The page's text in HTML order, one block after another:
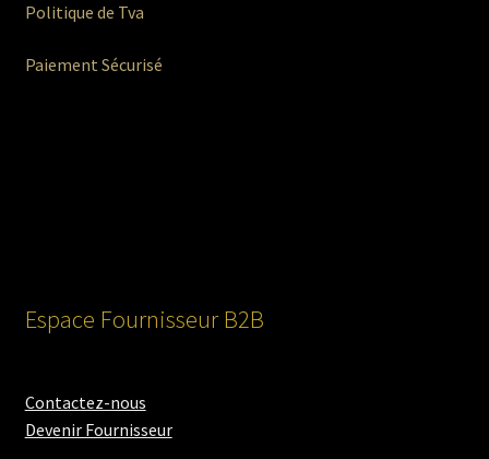
Politique de Tva
Paiement Sécurisé
Espace Fournisseur B2B
Contactez-nous
Devenir Fournisseur